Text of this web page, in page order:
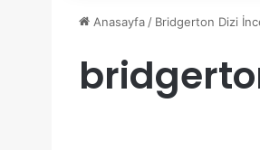
Anasayfa / Bridgerton Dizi